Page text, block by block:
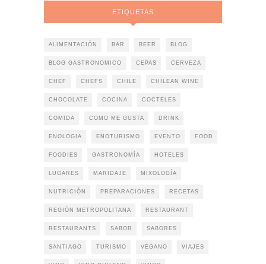
ETIQUETAS
ALIMENTACIÓN BAR BEER BLOG
BLOG GASTRONOMICO CEPAS CERVEZA
CHEF CHEFS CHILE CHILEAN WINE
CHOCOLATE COCINA COCTELES
COMIDA COMO ME GUSTA DRINK
ENOLOGIA ENOTURISMO EVENTO FOOD
FOODIES GASTRONOMÍA HOTELES
LUGARES MARIDAJE MIXOLOGÍA
NUTRICIÓN PREPARACIONES RECETAS
REGIÓN METROPOLITANA RESTAURANT
RESTAURANTS SABOR SABORES
SANTIAGO TURISMO VEGANO VIAJES